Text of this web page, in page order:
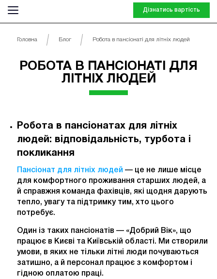
Дізнатись вартість
Головна Блог Робота в пансіонаті для літніх людей
РОБОТА В ПАНСІОНАТІ ДЛЯ
ЛІТНІХ ЛЮДЕЙ
Робота в пансіонатах для літніх
людей: відповідальність, турбота і
покликання
Пансіонат для літніх людей — це не лише місце
для комфортного проживання старших людей, а
й справжня команда фахівців, які щодня дарують
тепло, увагу та підтримку тим, хто цього
потребує.
Один із таких пансіонатів — «Добрий Вік», що
працює в Києві та Київській області. Ми створили
умови, в яких не тільки літні люди почуваються
затишно, а й персонал працює з комфортом і
гідною оплатою праці.